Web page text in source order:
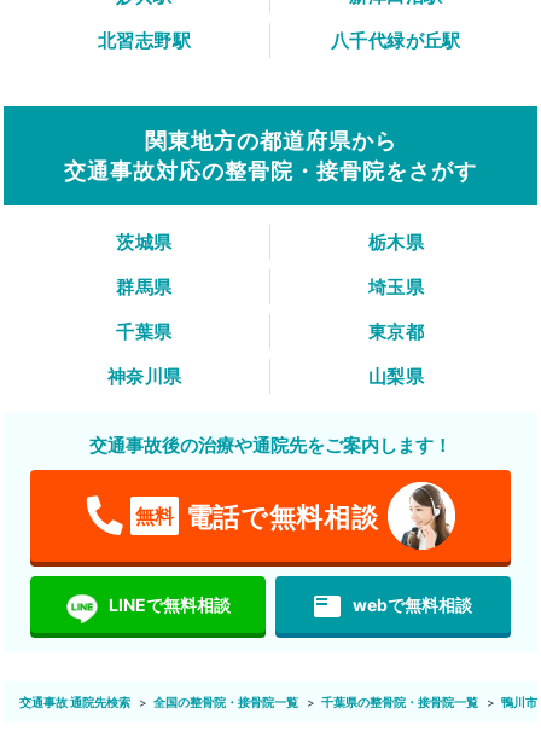
北習志野駅
八千代緑が丘駅
関東地方の都道府県から
交通事故対応の整骨院・接骨院をさがす
茨城県
栃木県
群馬県
埼玉県
千葉県
東京都
神奈川県
山梨県
交通事故後の治療や通院先をご案内します！
無料 電話で無料相談
LINEで無料相談 featured_play_list webで無料相談
交通事故 通院先検索 全国の整骨院・接骨院一覧 千葉県の整骨院・接骨院一覧 鴨川市